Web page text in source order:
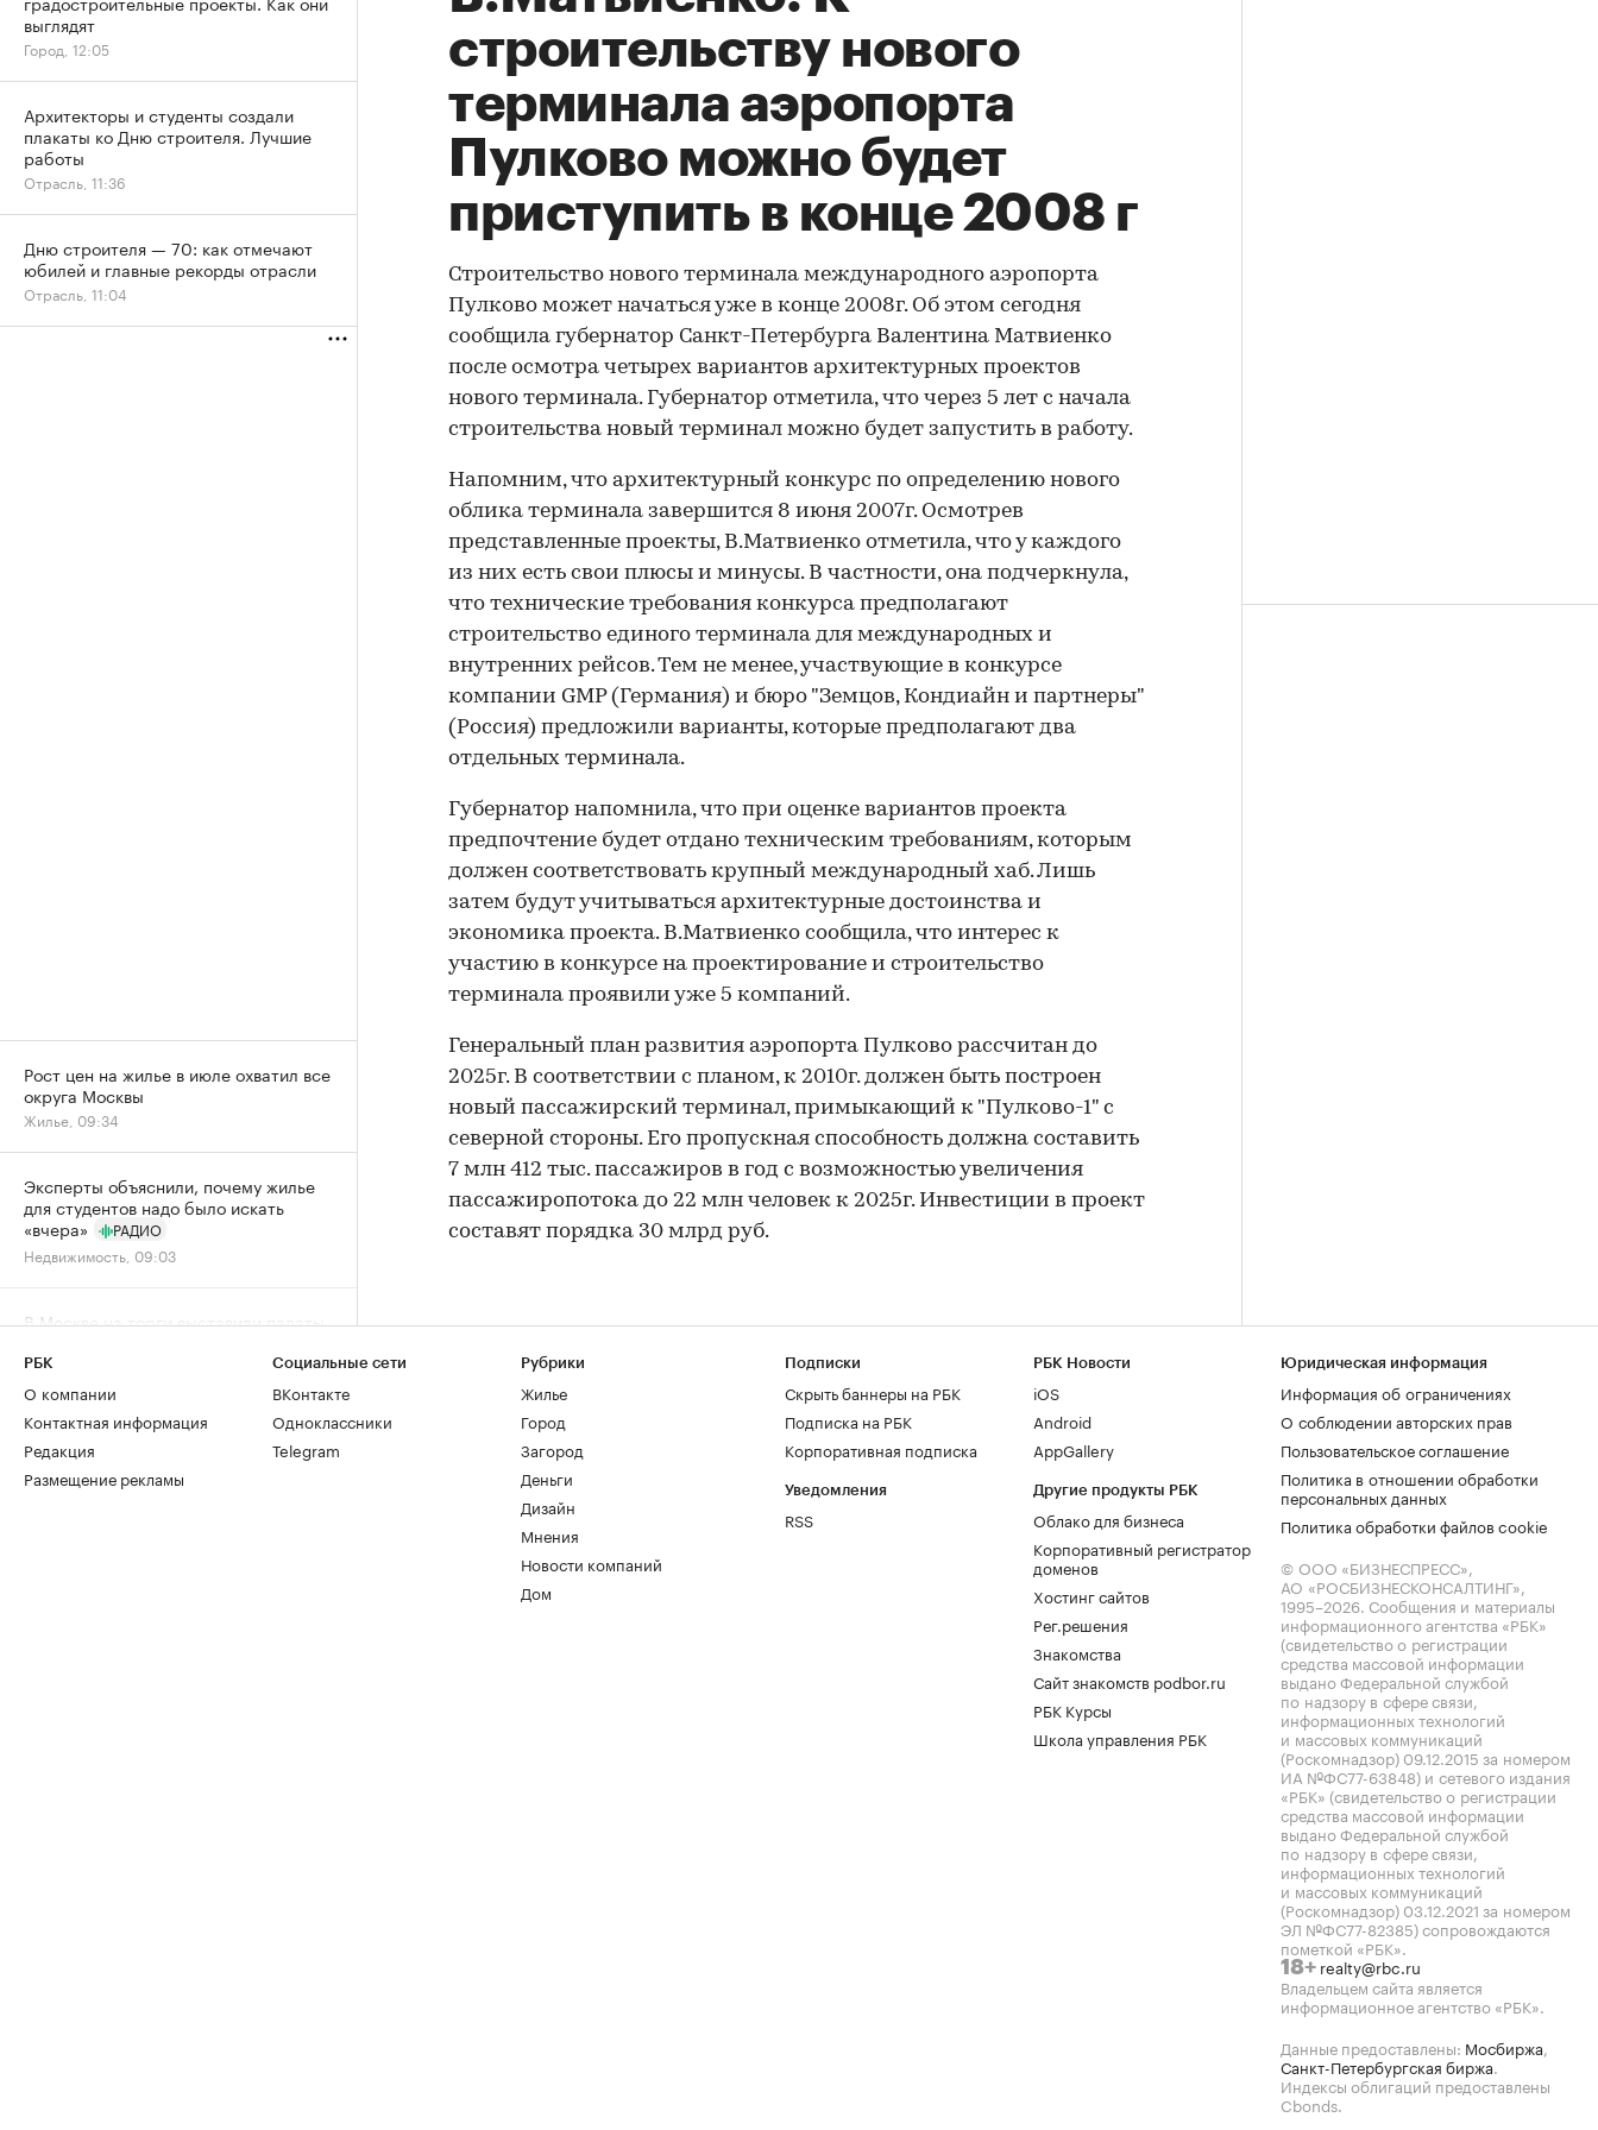
строительству нового
терминала аэропорта
Пулково можно будет
приступить в конце 2008 г
Строительство нового терминала международного аэропорта
Пулково может начаться уже в конце 2008г. Об этом сегодня
сообщила губернатор Санкт-Петербурга Валентина Матвиенко
после осмотра четырех вариантов архитектурных проектов
нового терминала. Губернатор отметила, что через 5 лет с начала
строительства новый терминал можно будет запустить в работу.
Напомним, что архитектурный конкурс по определению нового
облика терминала завершится 8 июня 2007г. Осмотрев
представленные проекты, В.Матвиенко отметила, что у каждого
из них есть свои плюсы и минусы. В частности, она подчеркнула,
что технические требования конкурса предполагают
строительство единого терминала для международных и
внутренних рейсов. Тем не менее, участвующие в конкурсе
компании GMP (Германия) и бюро "Земцов, Кондиайн и партнеры"
(Россия) предложили варианты, которые предполагают два
отдельных терминала.
Губернатор напомнила, что при оценке вариантов проекта
предпочтение будет отдано техническим требованиям, которым
должен соответствовать крупный международный хаб. Лишь
затем будут учитываться архитектурные достоинства и
экономика проекта. В.Матвиенко сообщила, что интерес к
участию в конкурсе на проектирование и строительство
терминала проявили уже 5 компаний.
Генеральный план развития аэропорта Пулково рассчитан до
2025г. В соответствии с планом, к 2010г. должен быть построен
новый пассажирский терминал, примыкающий к "Пулково-1" с
северной стороны. Его пропускная способность должна составить
7 млн 412 тыс. пассажиров в год с возможностью увеличения
пассажиропотока до 22 млн человек к 2025г. Инвестиции в проект
составят порядка 30 млрд руб.
выглядят
Город, 12:05
Архитекторы и студенты создали
плакаты ко Дню строителя. Лучшие
работы
Отрасль, 11:36
Дню строителя — 70: как отмечают
юбилей и главные рекорды отрасли
Отрасль, 11:04
Рост цен на жилье в июле охватил все
округа Москвы
Жилье, 09:34
Эксперты объяснили, почему жилье
для студентов надо было искать
«вчера»
РАДИО
Недвижимость, 09:03
В Москве на торги выставили палаты
Город, 06 авг, 18:07
Собянин заявил о максимальном за
пять лет темпе строительства метро
Город, 06 авг, 15:52
РБК
О компании
Контактная информация
Редакция
Размещение рекламы
Социальные сети
ВКонтакте
Одноклассники
Telegram
Рубрики
Жилье
Город
Загород
Деньги
Дизайн
Мнения
Новости компаний
Дом
Подписки
Скрыть баннеры на РБК
Подписка на РБК
Корпоративная подписка
Уведомления
RSS
РБК Новости
iOS
Android
AppGallery
Другие продукты РБК
Облако для бизнеса
Корпоративный регистратор
доменов
Хостинг сайтов
Рег.решения
Знакомства
Сайт знакомств podbor.ru
РБК Курсы
Школа управления РБК
Юридическая информация
Информация об ограничениях
О соблюдении авторских прав
Пользовательское соглашение
Политика в отношении обработки
персональных данных
Политика обработки файлов cookie
© ООО «БИЗНЕСПРЕСС»,
АО «РОСБИЗНЕСКОНСАЛТИНГ»,
1995–2026. Сообщения и материалы
информационного агентства «РБК»
(свидетельство о регистрации
средства массовой информации
выдано Федеральной службой
по надзору в сфере связи,
информационных технологий
и массовых коммуникаций
(Роскомнадзор) 09.12.2015 за номером
ИА №ФС77-63848) и сетевого издания
«РБК» (свидетельство о регистрации
средства массовой информации
выдано Федеральной службой
по надзору в сфере связи,
информационных технологий
и массовых коммуникаций
(Роскомнадзор) 03.12.2021 за номером
ЭЛ №ФС77-82385) сопровождаются
пометкой «РБК».
18+ realty@rbc.ru
Владельцем сайта является
информационное агентство «РБК».
Данные предоставлены: Мосбиржа,
Санкт-Петербургская биржа.
Индексы облигаций предоставлены
Cbonds.